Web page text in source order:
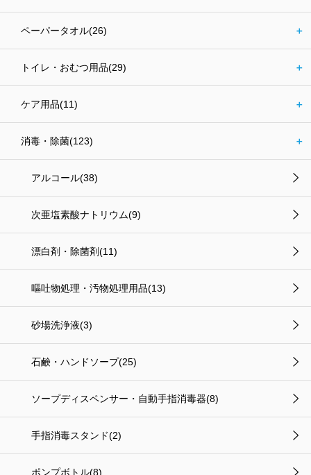
ペーパータオル(26) ＋
トイレ・おむつ用品(29) ＋
ケア用品(11) ＋
消毒・除菌(123) ＋
アルコール(38)
次亜塩素酸ナトリウム(9)
漂白剤・除菌剤(11)
嘔吐物処理・汚物処理用品(13)
砂場洗浄液(3)
石鹸・ハンドソープ(25)
ソープディスペンサー・自動手指消毒器(8)
手指消毒スタンド(2)
ポンプボトル(8)